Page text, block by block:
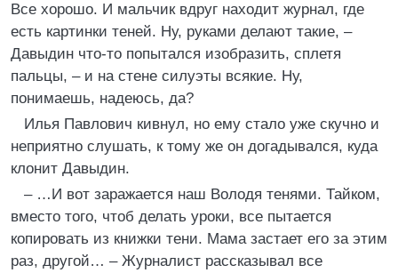
Все хорошо. И мальчик вдруг находит журнал, где
есть картинки теней. Ну, руками делают такие, –
Давыдин что-то попытался изобразить, сплетя
пальцы, – и на стене силуэты всякие. Ну,
понимаешь, надеюсь, да?
Илья Павлович кивнул, но ему стало уже скучно и
неприятно слушать, к тому же он догадывался, куда
клонит Давыдин.
– …И вот заражается наш Володя тенями. Тайком,
вместо того, чтоб делать уроки, все пытается
копировать из книжки тени. Мама застает его за этим
раз, другой… – Журналист рассказывал все